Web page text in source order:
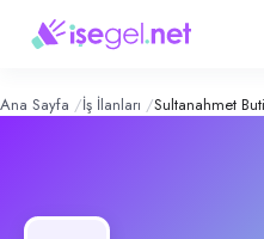
Konum:
Sultanahmet meydanına yakın
Ana Sayfa İş İlanları Sultanahmet